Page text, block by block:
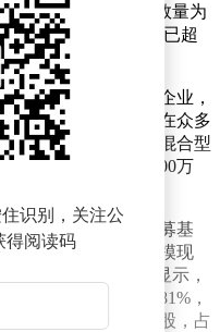
。而网下最终发行数量为
配部分首日账面浮盈已超
创业板首单未盈利企业，
观的浮盈。然而，在众多
旗下格林宏观回报混合型
金拟申购数量为1400万
参与热情高涨。公募基
及量化私募等大规模现
据优势地位。公告显示，
网下最终发行量的81%，
最终获配397.83万股，占
识别，关注公
得阅读码